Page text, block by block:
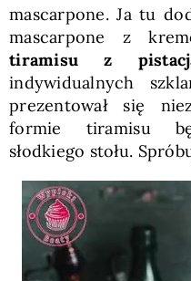
mascarpone. Ja tu
mascarpone z
tiramisu z
indywidualnych
prezentował się
formie tiramisu
słodkiego stołu.